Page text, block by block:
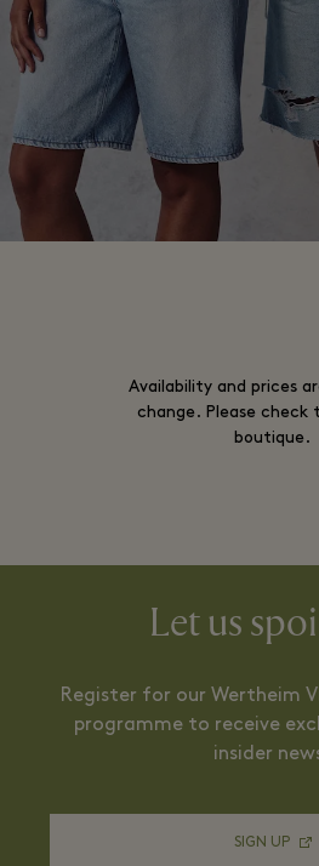
Availability and prices
change. Please check
boutique.
Let us
Register for our Wertheim
programme to receive
insider
SIGN UP